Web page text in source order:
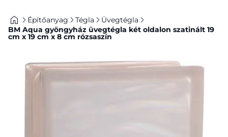
Építőanyag Tégla
Üvegtégla
BM Aqua gyöngyház üvegtégla két oldalon szatinált 19
cm x 19 cm x 8 cm rózsaszín